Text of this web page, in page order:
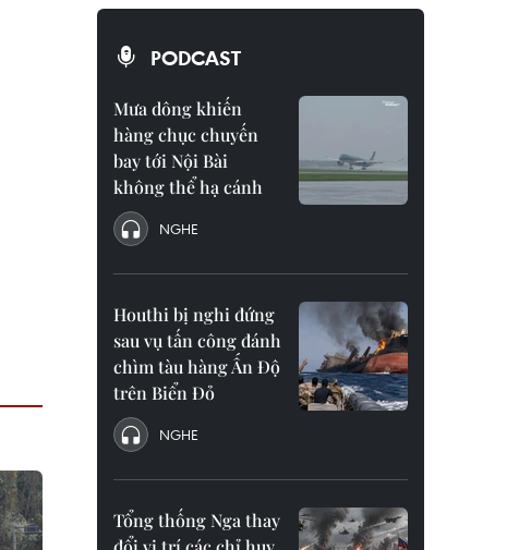
PODCAST
Mưa dông khiến
hàng chục chuyến
bay tới Nội Bài
không thể hạ cánh
NGHE
Houthi bị nghi đứng
sau vụ tấn công đánh
chìm tàu hàng Ấn Độ
trên Biển Đỏ
NGHE
Tổng thống Nga thay